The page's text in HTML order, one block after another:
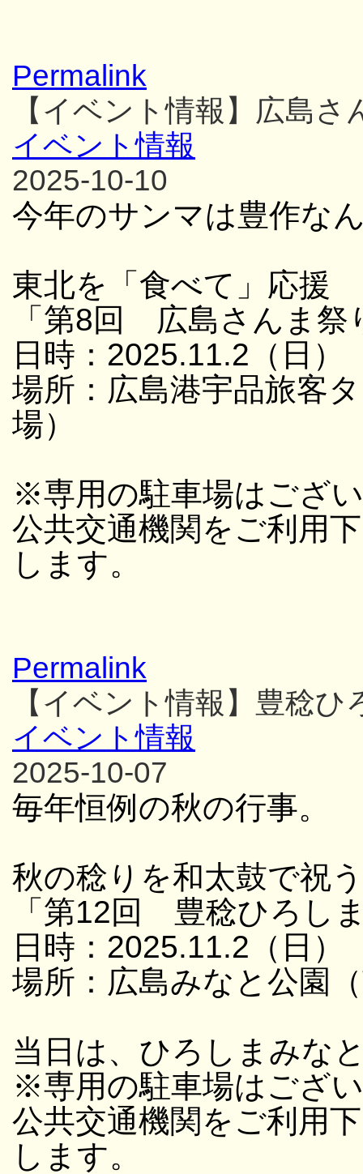
Permalink
【イベント情報】広島さ
イベント情報
2025-10-10
今年のサンマは豊作な
東北を「食べて」応援
「第8回 広島さんま祭
日時：2025.11.2（日
場所：広島港宇品旅客
場）
※専用の駐車場はござ
公共交通機関をご利用
します。
Permalink
【イベント情報】豊稔
イベント情報
2025-10-07
毎年恒例の秋の行事。
秋の稔りを和太鼓で祝
「第12回 豊稔ひろし
日時：2025.11.2（日
場所：広島みなと公園
当日は、ひろしまみな
※専用の駐車場はござ
公共交通機関をご利用
します。